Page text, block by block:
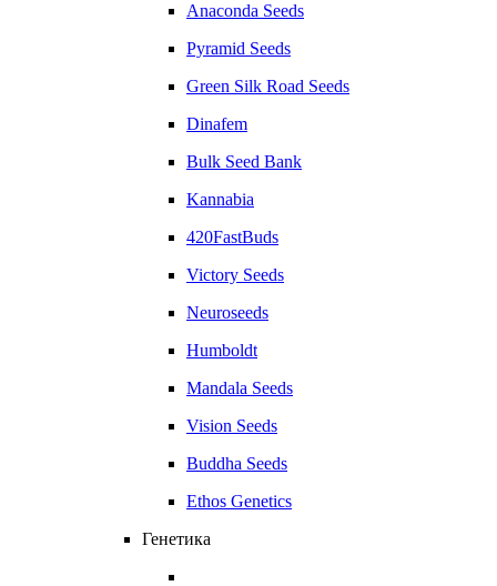
Anaconda Seeds
Pyramid Seeds
Green Silk Road Seeds
Dinafem
Bulk Seed Bank
Kannabia
420FastBuds
Victory Seeds
Neuroseeds
Humboldt
Mandala Seeds
Vision Seeds
Buddha Seeds
Ethos Genetics
Генетика